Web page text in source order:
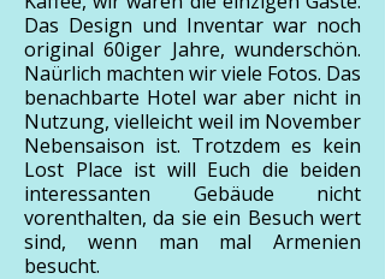
Das Design und Inventar war noch
original 60iger Jahre, wunderschön.
Naürlich machten wir viele Fotos. Das
benachbarte Hotel war aber nicht in
Nutzung, vielleicht weil im November
Nebensaison ist. Trotzdem es kein
Lost Place ist will Euch die beiden
interessanten Gebäude nicht
vorenthalten, da sie ein Besuch wert
sind, wenn man mal Armenien
besucht.